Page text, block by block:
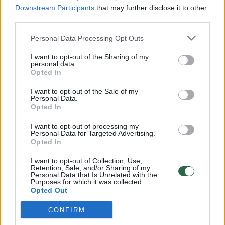
Downstream Participants that may further disclose it to other
Personal Data Processing Opt Outs
I want to opt-out of the Sharing of my
personal data.
Opted In
I want to opt-out of the Sale of my
Personal Data.
Opted In
I want to opt-out of processing my
Personal Data for Targeted Advertising.
Opted In
I want to opt-out of Collection, Use,
Retention, Sale, and/or Sharing of my
Personal Data that Is Unrelated with the
Purposes for which it was collected.
Opted Out
CONFIRM
32 laipsnių šilumos
Žinios | Orai
00:15:54
V. Zalužno pasisakymą laiko bandymu įsitvirtinti
Ukrainos politikoje: jis yra neteisus
Nufilmavo, kaip patvino Vilniaus Vakarinis aplinkkelis:
vaizdas pribloškia
Žinios | Lietuvos diena
Visi įrašai